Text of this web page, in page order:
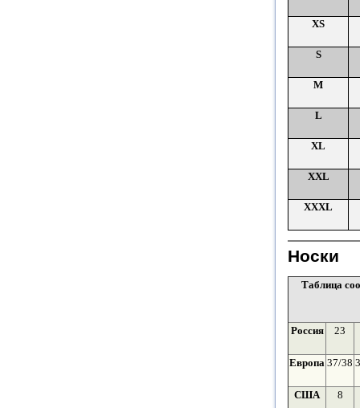
XS
S
M
L
XL
XXL
XXXL
Носки
Таблица
Россия 23
Европа 37/38
США 8